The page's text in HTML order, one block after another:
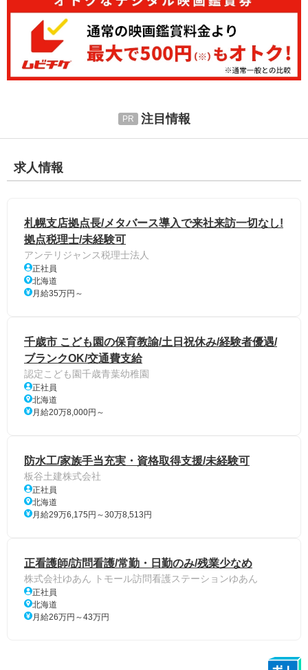
注目情報
求人情報
札幌支店拠点長/メタバース導入で来社来訪一切なし!
拠点税理士/未経験可
アンテリジャンス税理士法人
正社員
北海道
月給35万円～
千歳市 こども園の保育教諭/土日祝休み/経験者優遇/
ブランクOK/交通費支給
認定こども園千歳青葉幼稚園
正社員
北海道
月給20万8,000円～
防水工/家族手当充実・資格取得支援/未経験可
板谷土建株式会社
正社員
北海道
月給29万6,175円～30万8,513円
正看護師/訪問看護/常勤・日勤のみ/残業少なめ
株式会社ゆあん トモール訪問看護ステーションゆあん
正社員
北海道
月給26万円～43万円